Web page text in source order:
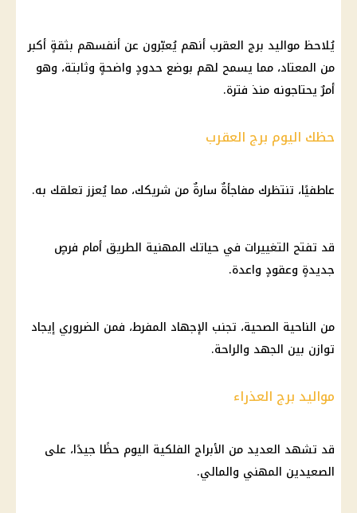
يُلاحظ مواليد برج العقرب أنهم يُعبّرون عن أنفسهم بثقةٍ أكبر
من المعتاد، مما يسمح لهم بوضع حدودٍ واضحةٍ وثابتة، وهو
أمرٌ يحتاجونه منذ فترة.
حظك اليوم برج العقرب
عاطفيًا، تنتظرك مفاجأةٌ سارةٌ من شريكك، مما يُعزز تعلقك به.
قد تفتح التغييرات في حياتك المهنية الطريق أمام فرصٍ
جديدةٍ وعقودٍ واعدة.
من الناحية الصحية، تجنب الإجهاد المفرط، فمن الضروري إيجاد
توازن بين الجهد والراحة.
مواليد برج العذراء
قد تشهد العديد من الأبراج الفلكية اليوم حظًا جيدًا، على
الصعيدين المهني والمالي.